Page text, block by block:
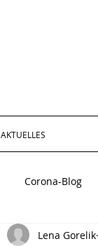
AKTUELLES
Corona-Blog
Lena Gorelik